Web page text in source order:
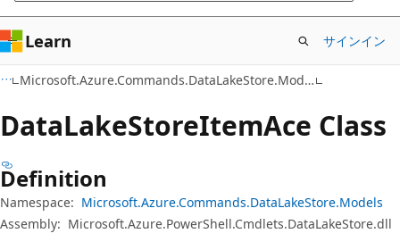
キ
ッ
プ
ン
に
ス
キ
ッ
プ
Learn サインイン
Microsoft.Azure.Commands.DataLakeStore.Models
DataLakeStoreItemAce Class
Definition
Namespace: Microsoft.Azure.Commands.DataLakeStore.Models
Assembly: Microsoft.Azure.PowerShell.Cmdlets.DataLakeStore.dll